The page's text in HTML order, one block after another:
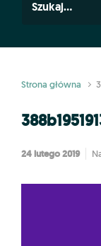
Strona główna
24 lutego 2019